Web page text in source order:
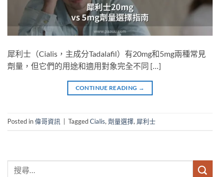
犀利士（Cialis，主成分Tadalafil）有20mg和5mg兩種常見
劑量，但它們的用途和適用對象完全不同 […]
CONTINUE READING →
Posted in偉哥資訊 TaggedCialis,劑量選擇, 犀利士